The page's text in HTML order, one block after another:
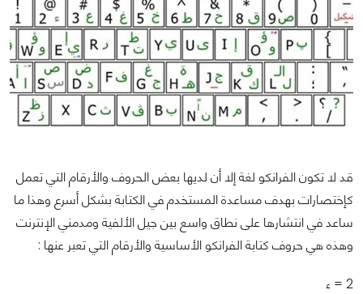
قد لا تكون الفرانكو لغة إلا أن لديها بعض الحروف والأرقام التي تعمل
كإختصارات بهدف مساعدة المستخدم في الكتابة بشكل أسرع وهذا ما
ساعد في انتشارها على نطاق واسع بين جيل الألفية ومدمني الإنترنت
وهذه هي حروف كتابة الفرانكو الأساسية والأرقام التي تعبر عنها :
2 = ء